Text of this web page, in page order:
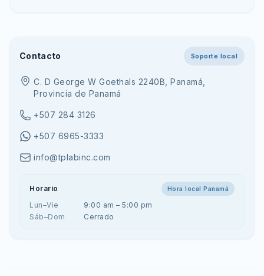
Contacto Soporte local
C. D George W Goethals 2240B, Panamá,
Provincia de Panamá
+507 284 3126
+507 6965-3333
info@tplabinc.com
Horario Hora local Panamá
Lun–Vie
9:00 am – 5:00 pm
Sáb–Dom
Cerrado